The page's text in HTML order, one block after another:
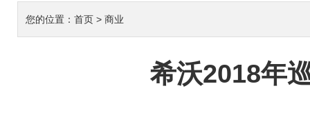
您的位置： 首页 > 商业
希沃2018年